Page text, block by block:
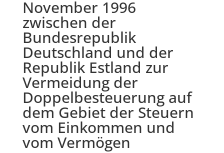
November 1996
zwischen der
Bundesrepublik
Deutschland und der
Republik Estland zur
Vermeidung der
Doppelbesteuerung auf
dem Gebiet der Steuern
vom Einkommen und
vom Vermögen